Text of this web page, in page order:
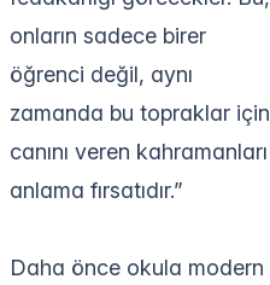
onların sadece birer
öğrenci değil, aynı
zamanda bu topraklar için
canını veren kahramanları
anlama fırsatıdır.”
Daha önce okula modern